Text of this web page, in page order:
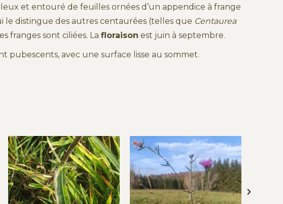
et entouré de feuilles ornées d’un appendice à frange
le distingue des autres centaurées (telles que Centaurea
franges sont ciliées. La floraison est juin à septembre.
pubescents, avec une surface lisse au sommet.